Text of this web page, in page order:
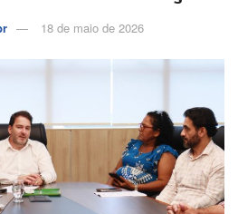
18 de maio de 2026